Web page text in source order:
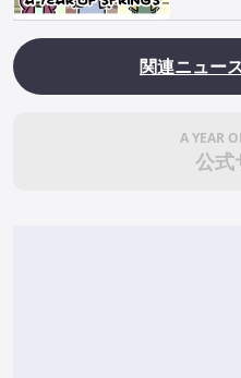
関連ニュー
A YEAR
公式